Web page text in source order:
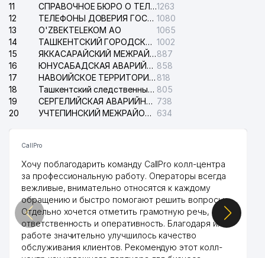
11
СПРАВОЧНОЕ БЮРО О ТЕЛЕФОНАХ ОРГАНИЗАЦИЙ г. ТАШКЕНТА1263
12
ТЕЛЕФОНЫ ДОВЕРИЯ ГОСУДАРСТВЕННОГО ЦЕНТРА ТЕСТИРОВАНИЯ 1080
13
O'ZBEKTELEKOM АО
1065
14
ТАШКЕНТСКИЙ ГОРОДСКОЙ СУД ПО ГРАЖДАНСКИМ ДЕЛАМ 1002
15
ЯККАСАРАЙСКИЙ МЕЖРАЙОННЫЙ СУД ПО ГРАЖДАНСКИМ ДЕЛАМ887
16
ЮНУСАБАДСКАЯ АВАРИЙНАЯ СЛУЖБА ЭЛЕКТРОСЕТИ 858
17
НАВОИЙСКОЕ ТЕРРИТОРИАЛЬНОЕ ПРЕДПРИЯТИЕ ЭЛЕКТРОСЕТИ АО 818
18
Ташкентский следственный изолятор 805
19
СЕРГЕЛИЙСКАЯ АВАРИЙНАЯ СЛУЖБА ЭЛЕКТРОСЕТИ 738
20
УЧТЕПИНСКИЙ МЕЖРАЙОННЫЙ СУД ПО ГРАЖДАНСКИМ ДЕЛАМ 634
CallPro
Хочу поблагодарить команду CallPro колл-центра
за профессиональную работу. Операторы всегда
вежливые, внимательно относятся к каждому
обращению и быстро помогают решить вопросы.
Отдельно хочется отметить грамотную речь,
ответственность и оперативность. Благодаря их
работе значительно улучшилось качество
обслуживания клиентов. Рекомендую этот колл-